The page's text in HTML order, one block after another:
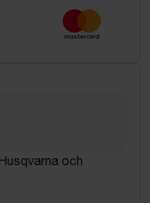
och